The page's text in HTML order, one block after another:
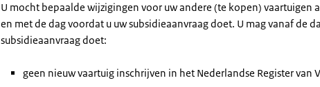
U mocht bepaalde wijzigingen voor uw andere (te kopen) vaartuigen
en met de dag voordat u uw subsidieaanvraag doet. U mag vanaf de
subsidieaanvraag doet:
geen nieuw vaartuig inschrijven in het Nederlandse Register van